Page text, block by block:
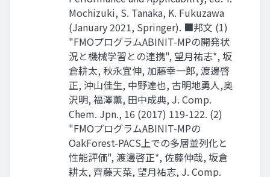
Mochizuki, S. Tanaka, K. Fukuzawa
(January 2021, Springer). ■邦文 (1)
"FMOプログラムABINIT-MPの開発状
況と機械学習との連携", 望月祐志*, 坂
倉耕太, 秋永宜伸, 加藤幸一郎, 渡邊啓
正, 沖山佳生, 中野達也, 古明地勇人,奥
沢明, 福澤薫, 田中成典, J. Comp.
Chem. Jpn., 16 (2017) 119-122. (2)
"FMOプログラムABINIT-MPの
OakForest-PACS上での多層並列化と
性能評価", 渡邊啓正*, 佐藤伸哉, 坂倉
耕太, 齊藤天菜, 望月祐志, J. Comp.